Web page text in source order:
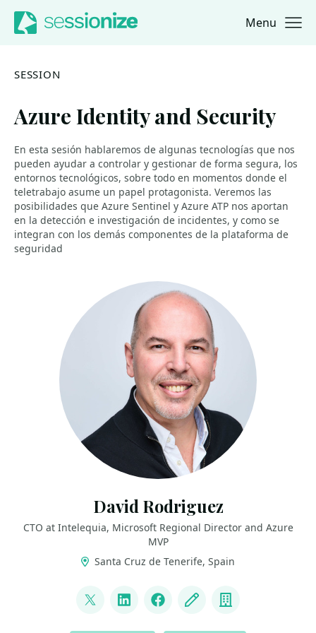
Jump to navigation
Jump to content Menu
SESSION
Azure Identity and Security
En esta sesión hablaremos de algunas tecnologías que nos
pueden ayudar a controlar y gestionar de forma segura, los
entornos tecnológicos, sobre todo en momentos donde el
teletrabajo asume un papel protagonista. Veremos las
posibilidades que Azure Sentinel y Azure ATP nos aportan
en la detección e investigación de incidentes, y como se
integran con los demás componentes de la plataforma de
seguridad
David Rodriguez
CTO at Intelequia, Microsoft Regional Director and Azure
MVP
Santa Cruz de Tenerife, Spain
@davidjrh
LinkedInFacebook
Blog Company